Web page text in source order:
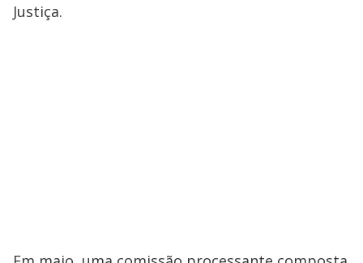
Justiça.